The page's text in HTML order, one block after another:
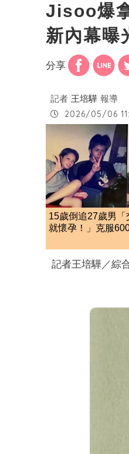
Jisoo爆
新內幕曝
分享
記者 王培驊 報導
2026/05/06
15歲倒追27歲男「
就懷孕！」克服
記者王培驊／綜